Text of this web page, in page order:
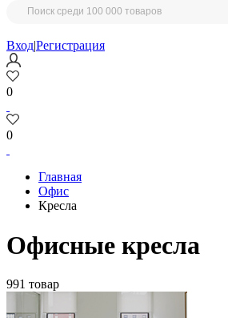
Вход|Регистрация
0
0
Главная
Офис
Кресла
Офисные кресла
991 товар